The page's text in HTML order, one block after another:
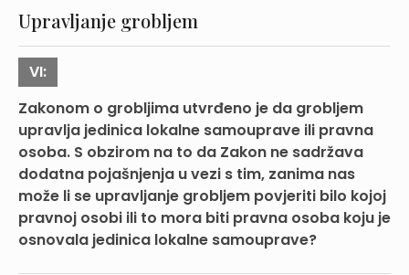
Upravljanje grobljem
VI:
Zakonom o grobljima utvrđeno je da grobljem
upravlja jedinica lokalne samouprave ili pravna
osoba. S obzirom na to da Zakon ne sadržava
dodatna pojašnjenja u vezi s tim, zanima nas
može li se upravljanje grobljem povjeriti bilo kojoj
pravnoj osobi ili to mora biti pravna osoba koju je
osnovala jedinica lokalne samouprave?